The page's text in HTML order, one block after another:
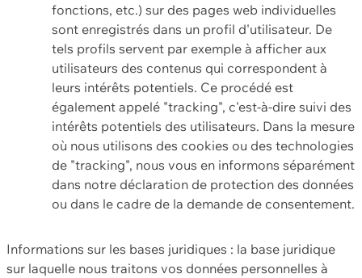
fonctions, etc.) sur des pages web individuelles
sont enregistrés dans un profil d'utilisateur. De
tels profils servent par exemple à afficher aux
utilisateurs des contenus qui correspondent à
leurs intérêts potentiels. Ce procédé est
également appelé "tracking", c'est-à-dire suivi des
intérêts potentiels des utilisateurs. Dans la mesure
où nous utilisons des cookies ou des technologies
de "tracking", nous vous en informons séparément
dans notre déclaration de protection des données
ou dans le cadre de la demande de consentement.
Informations sur les bases juridiques : la base juridique
sur laquelle nous traitons vos données personnelles à